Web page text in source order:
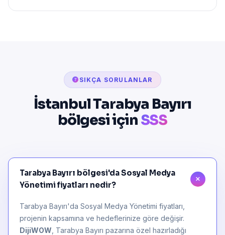
SIKÇA SORULANLAR
İstanbul Tarabya Bayırı
bölgesi için SSS
Tarabya Bayırı bölgesi'da Sosyal Medya
Yönetimi fiyatları nedir?
Tarabya Bayırı'da Sosyal Medya Yönetimi fiyatları,
projenin kapsamına ve hedeflerinize göre değişir.
DijiWOW , Tarabya Bayırı pazarına özel hazırladığı